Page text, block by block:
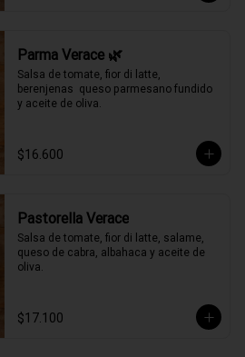
Parma Verace 🌿
Salsa de tomate, fior di latte,
berenjenas  queso parmesano fundido
y aceite de oliva.
$16.600
Pastorella Verace
Salsa de tomate, fior di latte, salame,
queso de cabra, albahaca y aceite de
oliva.
$17.100